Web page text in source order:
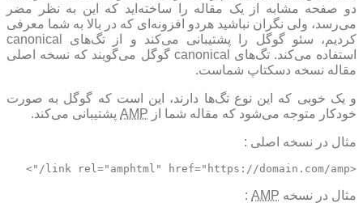
دو صفحه مشابه از یک مقاله را ساخته‌اید که این به نظر مضر
می‌رسد، ولی نگران نباشید هر‌دو افزونه‌ای که در بالا به شما معرفی‌
کردیم، سئو گوگل را پشتیبانی می‌کند و از تگ‌های canonical
استفاده می‌کند. تگ‌های canonical گوگل می‌گویند که نسخه اصلی
مقاله نسخه دسکتاپ شماست.
و یک خوبی که این نوع تگ‌ها دارند، این است که گوگل به صورت
خودکار متوجه می‌شود که مقاله‌ شما از AMP‌ پشتیبانی می‌کند.
مثال در نسخه اصلی :
مثال در نسخهAMP
: